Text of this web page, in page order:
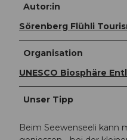
Autor:in
Sörenberg Flühli
Organisation
UNESCO Biosphäre
Unser Tipp
Beim Seewenseeli kann